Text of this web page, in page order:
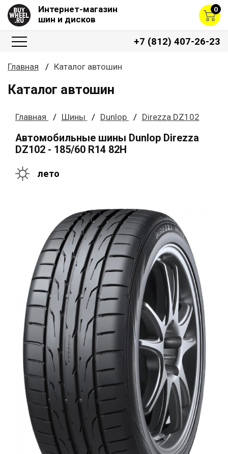
Интернет-магазин
шин и дисков
0
+7 (812) 407-26-23
Главная Каталог автошин
Каталог автошин
Главная Шины Dunlop Direzza DZ102
Автомобильные шины Dunlop Direzza
DZ102 - 185/60 R14 82H
лето